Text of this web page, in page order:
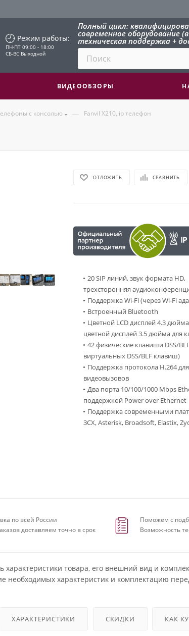
Режим работы:
ПН-ПТ 09:00 - 18:00
СБ-ВС Выходной
Полный цикл:
современное оборудование
техническая поддержка +
ВИДЕООБЗОРЫ
с консолью — Fanvil X210, ip телефон
ОТЛОЖИТЬ СРАВНИТЬ
20 SIP линий, звук формата HD,
трехсторонняя
Поддержка Wi-Fi (через Wi-Fi
Встроенный Bluetooth
Цветной LCD дисплей 4.3
цветной дисплей 3.5 дюйма для
42 физические клавиши DSS/
виртуальных DSS/BLF клавиш)
Поддержка протокола H.264
видеовызовов
Два порта 10/100/1000 Mbps
поддержкой Power over Ethernet
Поддержка современными
3CX, Asterisk, Broadsoft, Elastix,
по всей России
доставляем точно в срок
Поможем с
Возможность
товара, его внешний вид и
необходимых характеристик и комплектацию
ХАРАКТЕРИСТИКИ СКИДКИ КАК